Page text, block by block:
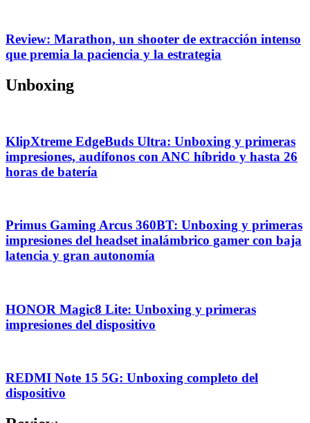
Review: Marathon, un shooter de extracción intenso
que premia la paciencia y la estrategia
Unboxing
KlipXtreme EdgeBuds Ultra: Unboxing y primeras
impresiones, audífonos con ANC híbrido y hasta 26
horas de batería
Primus Gaming Arcus 360BT: Unboxing y primeras
impresiones del headset inalámbrico gamer con baja
latencia y gran autonomía
HONOR Magic8 Lite: Unboxing y primeras
impresiones del dispositivo
REDMI Note 15 5G: Unboxing completo del
dispositivo